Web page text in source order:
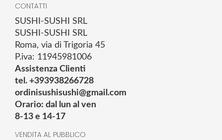
CONTATTI
SUSHI-SUSHI SRL
SUSHI-SUSHI SRL
Roma, via di Trigoria 45
P.iva: 11945981006
Assistenza Clienti
tel. +393938266728
ordinisushisushi@gmail.com
Orario: dal lun al ven
8-13 e 14-17
VENDITA AL PUBBLICO